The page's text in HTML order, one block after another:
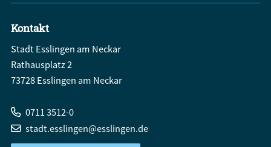
Kontakt
Stadt Esslingen am Neckar
Rathausplatz 2
73728 Esslingen am Neckar
0711 3512-0
stadt.esslingen@esslingen.de